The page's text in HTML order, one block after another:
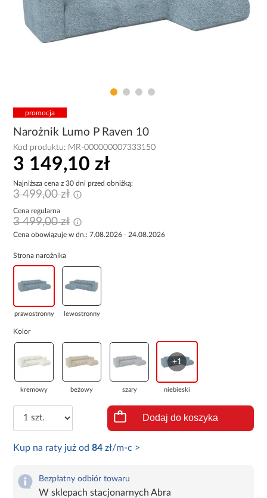
promocja
Narożnik Lumo P Raven 10
Kod produktu: MR-000000007333150
3 149,10 zł
Najniższa cena z 30 dni przed obniżką:
3 499,00 zł
Cena regularna
3 499,00 zł
Cena obowiązuje w dn.: 7.08.2026 - 24.08.2026
Strona narożnika
prawostronny lewostronny
Kolor
kremowy beżowy szary
+1
niebieski
Dodaj do koszyka
Kup na raty już od84 zł/m-c >
Bezpłatny odbiór towaru
W sklepach stacjonarnych Abra